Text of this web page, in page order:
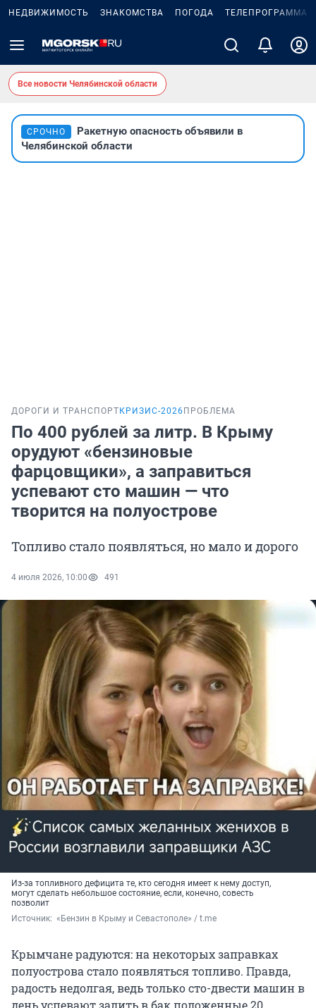
НЕДВИЖИМОСТЬ ЗНАКОМСТВА ПОГОДА ТЕЛЕПРОГРАММА
Все новости Челябинской области
СРОЧНО
Ракетную опасность объявили в
Челябинской области
ДОРОГИ И ТРАНСПОРТ КРИЗИС-2026 ПРОБЛЕМА
По 400 рублей за литр. В Крыму
орудуют «бензиновые
фарцовщики», а заправиться
успевают сто машин — что
творится на полуострове
Топливо стало появляться, но мало и дорого
4 июля 2026, 10:00 491
Из-за топливного дефицита те, кто сегодня имеет к нему доступ,
могут сделать небольшое состояние, если, конечно, совесть
позволит
Источник: «Бензин в Крыму и Севастополе» / t.me
Крымчане радуются: на некоторых заправках
полуострова стало появляться топливо. Правда,
радость недолгая, ведь только сто-двести машин в
день успевают залить в бак положенные 20